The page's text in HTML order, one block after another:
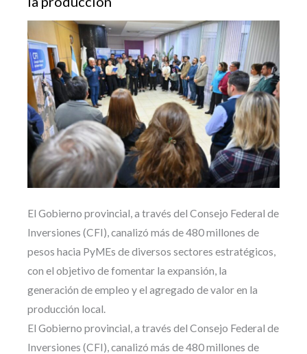
El Gobierno provincial, a través del Consejo Federal de
Inversiones (CFI), canalizó más de 480 millones de
pesos hacia PyMEs de diversos sectores estratégicos,
con el objetivo de fomentar la expansión, la
generación de empleo y el agregado de valor en la
producción local.
El Gobierno provincial, a través del Consejo Federal de
Inversiones (CFI), canalizó más de 480 millones de